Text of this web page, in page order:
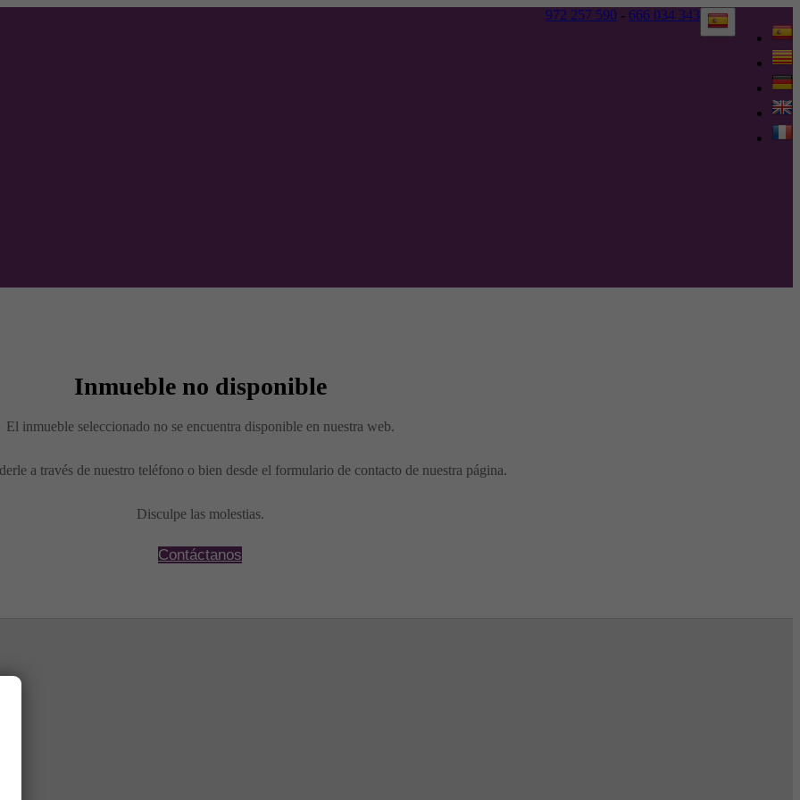
972 257 590 - 666 034 343
Inmueble no disponible
El inmueble seleccionado no se encuentra disponible en nuestra web.
a través de nuestro teléfono o bien desde el formulario de contacto de nuestra página.
Disculpe las molestias.
Contáctanos